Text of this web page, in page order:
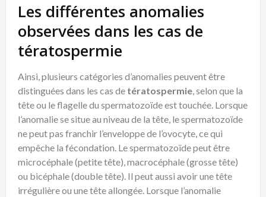
Les différentes anomalies
observées dans les cas de
tératospermie
Ainsi, plusieurs catégories d’anomalies peuvent être
distinguées dans les cas de tératospermie, selon que la
tête ou le flagelle du spermatozoïde est touchée. Lorsque
l’anomalie se situe au niveau de la tête, le spermatozoïde
ne peut pas franchir l’enveloppe de l’ovocyte, ce qui
empêche la fécondation. Le spermatozoïde peut être
microcéphale (petite tête), macrocéphale (grosse tête)
ou bicéphale (double tête). Il peut aussi avoir une tête
irrégulière ou une tête allongée. Lorsque l’anomalie